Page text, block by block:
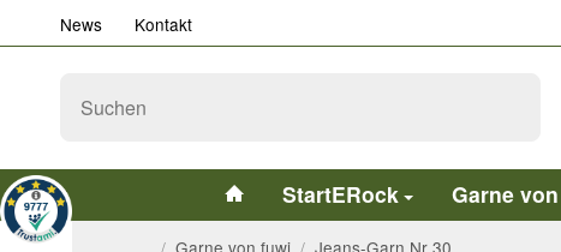
News Kontakt
StartERock Garne
/ Garne von fuwi / Jeans-Garn Nr 30